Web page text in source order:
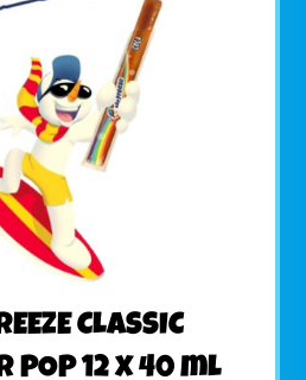
CLASSIC
POP 12 x 40 mL